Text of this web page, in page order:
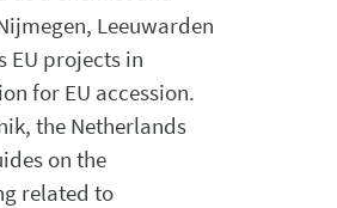
Leeuwarden
EU projects in
for EU accession.
the Netherlands
on the
related to